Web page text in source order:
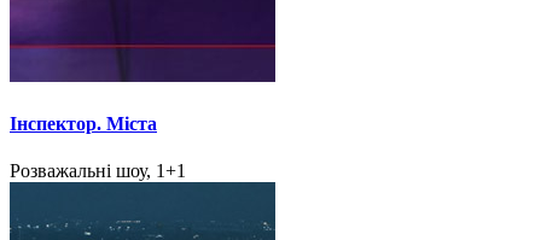
Інспектор. Міста
Розважальні шоу, 1+1